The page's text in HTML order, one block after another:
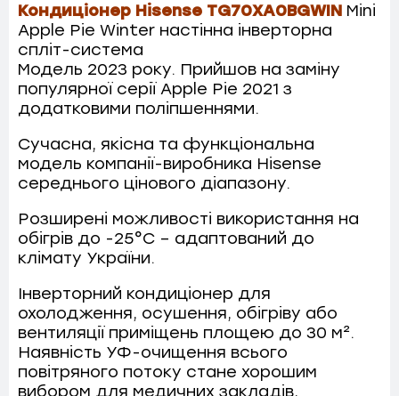
Кондиціонер Hisense TG70XA0BGWIN Mini
Apple Pie Winter настінна інверторна
спліт-система
Модель 2023 року. Прийшов на заміну
популярної серії Apple Pie 2021 з
додатковими поліпшеннями.
Сучасна, якісна та функціональна
модель компанії-виробника Hisense
середнього цінового діапазону.
Розширені можливості використання на
обігрів до -25°C – адаптований до
клімату України.
Інверторний кондиціонер для
охолодження, осушення, обігріву або
вентиляції приміщень площею до 30 м².
Наявність УФ-очищення всього
повітряного потоку стане хорошим
вибором для медичних закладів,